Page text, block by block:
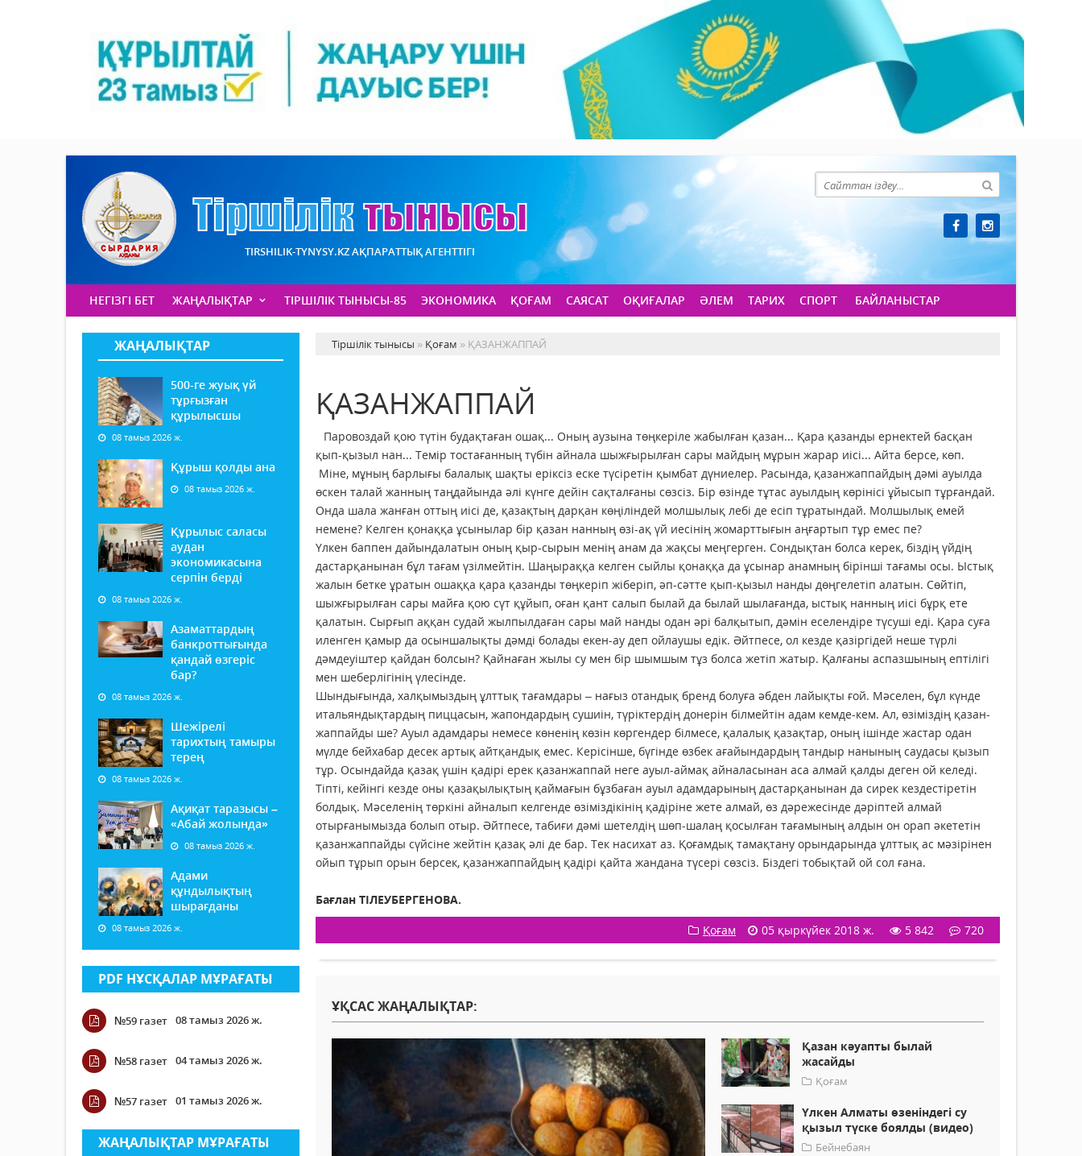
TIRSHILIK-TYNYSY.KZ АҚПАРАТТЫҚ АГЕНТТІГІ
НЕГІЗГІ БЕТ ЖАҢАЛЫҚТАР ТІРШІЛІК ТЫНЫСЫ-85 ЭКОНОМИКА ҚОҒАМ САЯСАТ ОҚИҒАЛАР ӘЛЕМ ТАРИХ СПОРТ БАЙЛАНЫСТАР
ЖАҢАЛЫҚТАР
500-ге жуық үй
тұрғызған
құрылысшы
08 тамыз 2026 ж.
Құрыш қолды ана
08 тамыз 2026 ж.
Құрылыс саласы
аудан
экономикасына
серпін берді
08 тамыз 2026 ж.
Азаматтардың
банкроттығында
қандай өзгеріс
бар?
08 тамыз 2026 ж.
Шежірелі
тарихтың тамыры
терең
08 тамыз 2026 ж.
Ақиқат таразысы –
«Абай жолында»
08 тамыз 2026 ж.
Адами
құндылықтың
шырағданы
08 тамыз 2026 ж.
PDF НҰСҚАЛАР МҰРАҒАТЫ
№59 газет 08 тамыз 2026 ж.
№58 газет 04 тамыз 2026 ж.
№57 газет 01 тамыз 2026 ж.
ЖАҢАЛЫҚТАР МҰРАҒАТЫ
Тіршілік тынысы » Қоғам » ҚАЗАНЖАППАЙ
ҚАЗАНЖАППАЙ
Паровоздай қою түтін будақтаған ошақ... Оның аузына төңкеріле жабылған қазан... Қара қазанды ернектей басқан
қып-қызыл нан... Темір тостағанның түбін айнала шыжғырылған сары майдың мұрын жарар иісі... Айта берсе, көп.
Міне, мұның барлығы балалық шақты еріксіз еске түсіретін қымбат дүниелер. Расында, қазанжаппайдың дәмі ауылда
өскен талай жанның таңдайында әлі күнге дейін сақталғаны сөзсіз. Бір өзінде тұтас ауылдың көрінісі ұйысып тұрғандай.
Онда шала жанған оттың иісі де, қазақтың дарқан көңіліндей молшылық лебі де есіп тұратындай. Молшылық емей
немене? Келген қонаққа ұсынылар бір қазан нанның өзі-ақ үй иесінің жомарттығын аңғартып тұр емес пе?
Үлкен баппен дайындалатын оның қыр-сырын менің анам да жақсы меңгерген. Сондықтан болса керек, біздің үйдің
дастарқанынан бұл тағам үзілмейтін. Шаңыраққа келген сыйлы қонаққа да ұсынар анамның бірінші тағамы осы. Ыстық
жалын бетке ұратын ошаққа қара қазанды төңкеріп жіберіп, әп-сәтте қып-қызыл нанды дөңгелетіп алатын. Сөйтіп,
шыжғырылған сары майға қою сүт құйып, оған қант салып былай да былай шылағанда, ыстық нанның иісі бұрқ ете
қалатын. Сырғып аққан судай жылпылдаған сары май нанды одан әрі балқытып, дәмін еселендіре түсуші еді. Қара суға
иленген қамыр да осыншалықты дәмді болады екен-ау деп ойлаушы едік. Әйтпесе, ол кезде қазіргідей неше түрлі
дәмдеуіштер қайдан болсын? Қайнаған жылы су мен бір шымшым тұз болса жетіп жатыр. Қалғаны аспазшының ептілігі
мен шеберлігінің үлесінде.
Шындығында, халқымыздың ұлттық тағамдары – нағыз отандық бренд болуға әбден лайықты ғой. Мәселен, бұл күнде
итальяндықтардың пиццасын, жапондардың сушиін, түріктердің донерін білмейтін адам кемде-кем. Ал, өзіміздің қазан­
жаппайды ше? Ауыл адамдары немесе көненің көзін көргендер білмесе, қалалық қазақтар, оның ішінде жас­тар одан
мүлде бейхабар десек артық айтқандық емес. Керісінше, бүгінде өзбек ағайындардың тандыр нанының саудасы қызып
тұр. Осындайда қазақ үшін қадірі ерек қазанжаппай неге ауыл-аймақ айналасынан аса алмай қалды деген ой келеді.
Тіпті, кейінгі кезде оны қазақылықтың қаймағын бұзбаған ауыл адамдарының дастарқанынан да сирек кездестіретін
болдық. Мәселенің төркіні айналып келгенде өзіміздікінің қадіріне жете алмай, өз дәрежесінде дәріптей алмай
отырғанымызда болып отыр. Әйтпесе, табиғи дәмі шетелдің шөп-шалаң қосылған тағамының алдын он орап әкететін
қазанжаппайды сүйсіне жейтін қазақ әлі де бар. Тек насихат аз. Қоғамдық тамақтану орындарында ұлттық ас мәзірінен
ойып тұрып орын берсек, қазанжаппайдың қадірі қайта жандана түсері сөзсіз. Біздегі тобықтай ой сол ғана.
Бағлан ТІЛЕУБЕРГЕНОВА.
Қоғам
05 қыркүйек 2018 ж. 5 842 720
ҰҚСАС ЖАҢАЛЫҚТАР:
Қазан кәуапты былай
жасайды
Қоғам
Үлкен Алматы өзеніндегі су
қызыл түске боялды (видео)
Бейнебаян